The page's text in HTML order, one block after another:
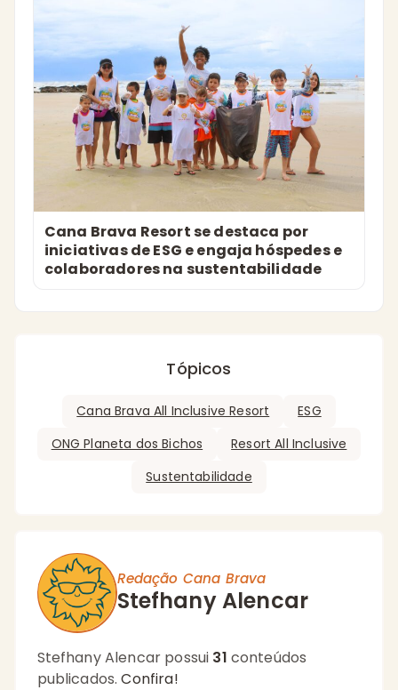
Cana Brava Resort se destaca por
iniciativas de ESG e engaja hóspedes e
colaboradores na sustentabilidade
Tópicos
Cana Brava All Inclusive Resort
ESG
ONG Planeta dos Bichos
Resort All Inclusive
Sustentabilidade
Redação Cana Brava
Stefhany Alencar
Stefhany Alencar possui 31 conteúdos
publicados.Confira!